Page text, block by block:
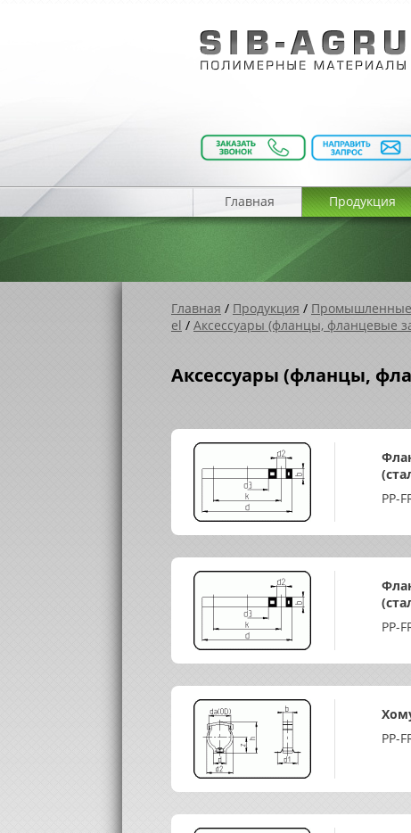
Главная Продукция
Главная / Продукция / Промышленные
el / Аксессуары (фланцы, фланцевые
Аксессуары (фланцы,
PP-
PP-
PP-